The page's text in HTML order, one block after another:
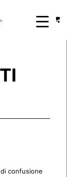
confusione